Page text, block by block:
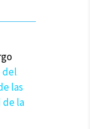
del
las
de la